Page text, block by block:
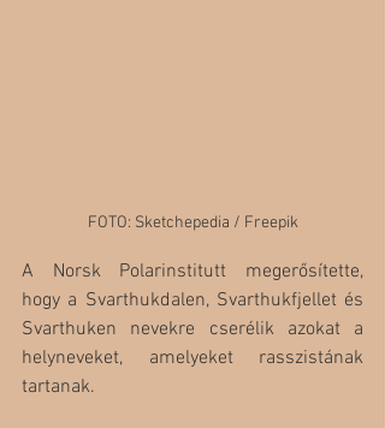
FOTO: Sketchepedia / Freepik
A Norsk Polarinstitutt megerősítette,
hogy a Svarthukdalen, Svarthukfjellet és
Svarthuken nevekre cserélik azokat a
helyneveket, amelyeket rasszistának
tartanak.